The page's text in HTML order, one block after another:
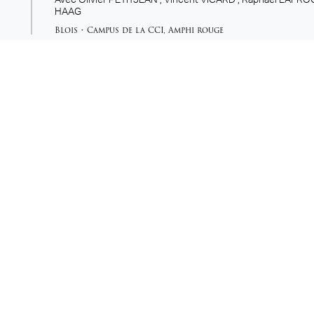
HAAG
Blois •Campus de la CCI,Amphi rouge